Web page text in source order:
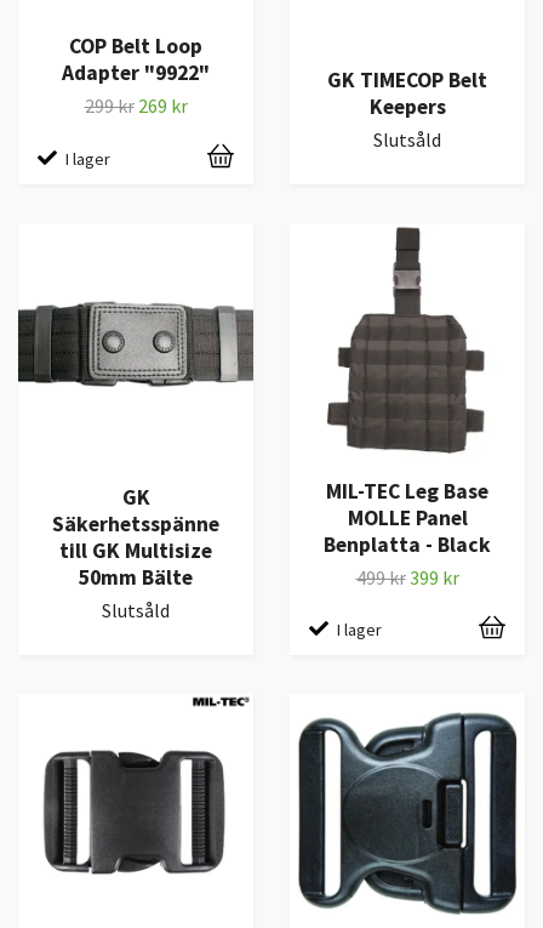
COP Belt Loop
Adapter "9922"
299 kr 269 kr
I lager
GK TIMECOP Belt
Keepers
Slutsåld
GK
Säkerhetsspänne
till GK Multisize
50mm Bälte
Slutsåld
MIL-TEC Leg Base
MOLLE Panel
Benplatta - Black
499 kr399 kr
I lager